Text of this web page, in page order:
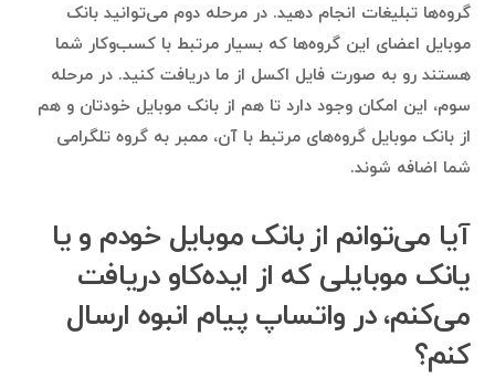
گروه‌ها تبلیغات انجام دهید. در مرحله دوم می‌توانید بانک
موبایل اعضای این گروه‌ها که بسیار مرتبط با کسب‌وکار شما
هستند رو به صورت فایل اکسل از ما دریافت کنید. در مرحله
سوم، این امکان وجود دارد تا هم از بانک موبایل خودتان و هم
از بانک موبایل گروه‌های مرتبط با آن، ممبر به گروه تلگرامی
شما اضافه شوند.
آیا می‌توانم از بانک موبایل خودم و یا
یانک موبایلی که از ایده‌کاو دریافت
می‌کنم، در واتساپ پیام انبوه ارسال
کنم؟